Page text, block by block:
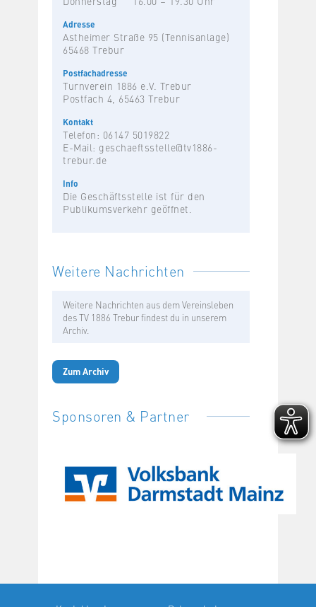
Adresse
Astheimer Straße 95 (Tennisanlage)
65468 Trebur
Postfachadresse
Turnverein 1886 e.V. Trebur
Postfach 4, 65463 Trebur
Kontakt
Telefon: 06147 5019822
E-Mail: geschaeftsstelle@tv1886-
trebur.de
Info
Die Geschäftsstelle ist für den
Publikumsverkehr geöffnet.
Weitere Nachrichten
Weitere Nachrichten aus dem Vereinsleben
des TV 1886 Trebur findest du in unserem
Archiv.
Zum Archiv
Sponsoren & Partner